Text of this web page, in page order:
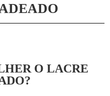
O LACRE